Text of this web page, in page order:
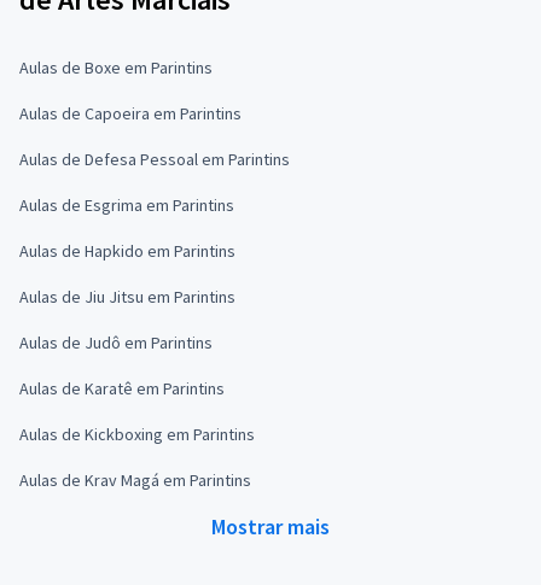
Aulas de Boxe em Parintins
Aulas de Capoeira em Parintins
Aulas de Defesa Pessoal em Parintins
Aulas de Esgrima em Parintins
Aulas de Hapkido em Parintins
Aulas de Jiu Jitsu em Parintins
Aulas de Judô em Parintins
Aulas de Karatê em Parintins
Aulas de Kickboxing em Parintins
Aulas de Krav Magá em Parintins
Mostrar mais